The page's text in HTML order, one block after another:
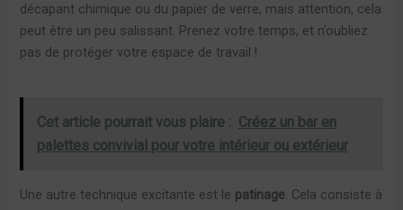
décapant chimique ou du papier de verre, mais attention, cela
peut être un peu salissant. Prenez votre temps, et n’oubliez
pas de protéger votre espace de travail !
Cet article pourrait vous plaire : Créez un bar en
palettes convivial pour votre intérieur ou extérieur
Une autre technique excitante est le patinage. Cela consiste à